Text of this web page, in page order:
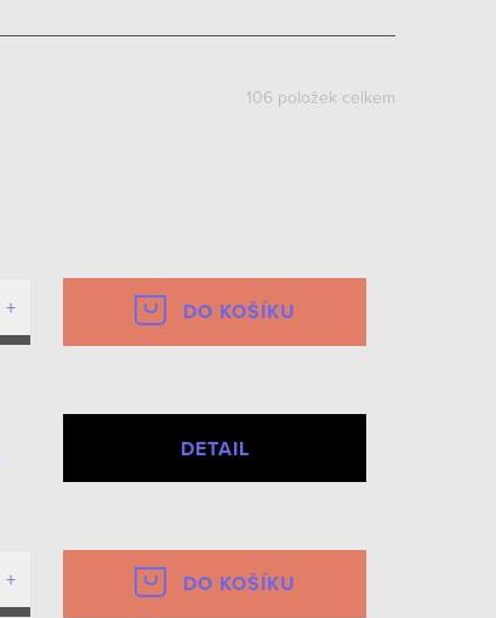
106 položek celkem
DO KOŠÍKU
DETAIL
DO KOŠÍKU